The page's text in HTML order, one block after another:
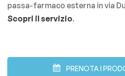
passa-farmaco esterna in via
Scopri il servizio.
PRENOTA I